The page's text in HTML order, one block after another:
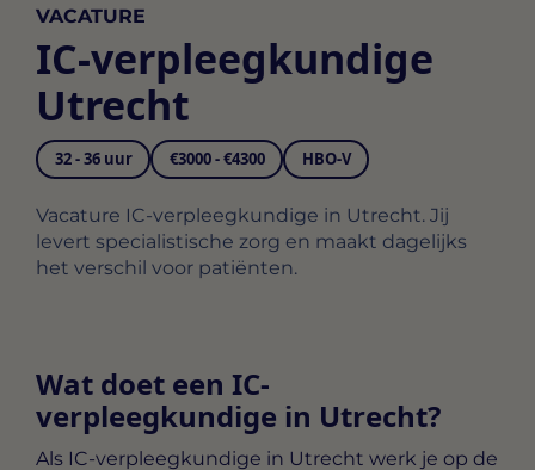
VACATURE
IC-verpleegkundige
Utrecht
32 - 36 uur €3000 - €4300 HBO-V
Vacature IC-verpleegkundige in Utrecht. Jij
levert specialistische zorg en maakt dagelijks
het verschil voor patiënten.
Wat doet een IC-
verpleegkundige in Utrecht?
Als IC-verpleegkundige in Utrecht werk je op de